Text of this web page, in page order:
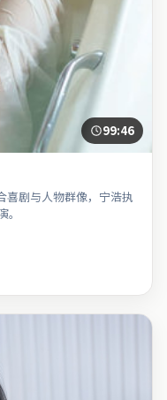
99:46
喜剧与人物群像，宁浩执